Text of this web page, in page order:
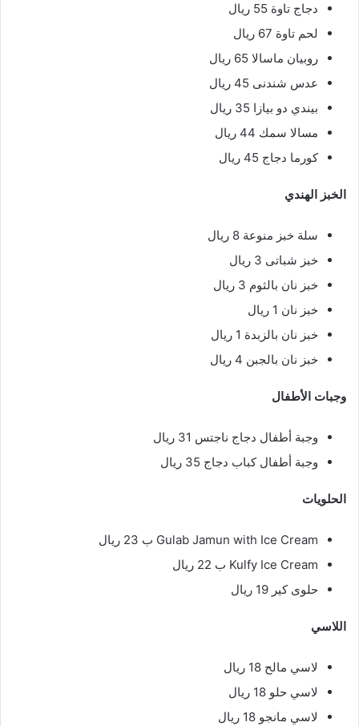
دجاج تاوة 55 ريال
لحم تاوة 67 ريال
روبيان ماسالا 65 ريال
عدس شندنى 45 ريال
بيندي دو بيازا 35 ريال
مسالا سمك 44 ريال
كورما دجاج 45 ريال
الخبز الهندي
سلة خبز منوعة 8 ريال
خبز شباتى 3 ريال
خبز نان بالثوم 3 ريال
خبز نان 1 ريال
خبز نان بالزبدة 1 ريال
خبز نان بالجبن 4 ريال
وجبات الأطفال
وجبة أطفال دجاج ناجتس 31 ريال
وجبة أطفال كباب دجاج 35 ريال
الحلويات
Gulab Jamun with Ice Cream ب 23 ريال
Kulfy Ice Cream ب 22 ريال
حلوى كير 19 ريال
اللاسي
لاسي مالح 18 ريال
لاسي حلو 18 ريال
لاسي مانجو 18 ريال